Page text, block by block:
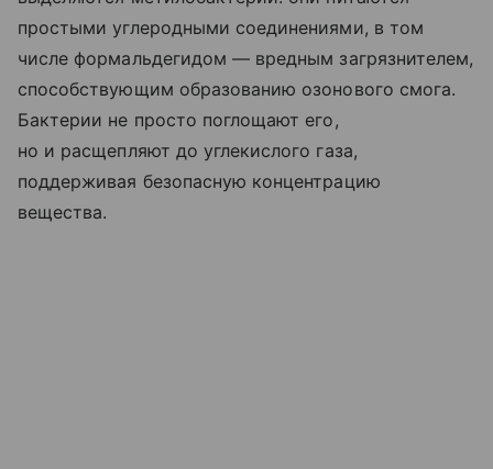
простыми углеродными соединениями, в том
числе формальдегидом — вредным загрязнителем,
способствующим образованию озонового смога.
Бактерии не просто поглощают его,
но и расщепляют до углекислого газа,
поддерживая безопасную концентрацию
вещества.